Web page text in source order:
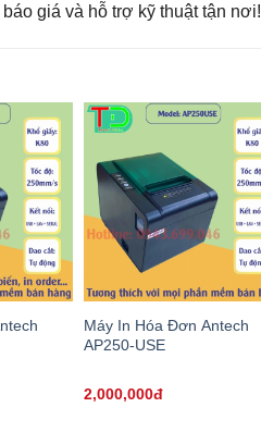
giá và hỗ trợ kỹ thuật tận nơi!
Máy In Hóa Đơn Antech
AP250-USE
2,000,000đ